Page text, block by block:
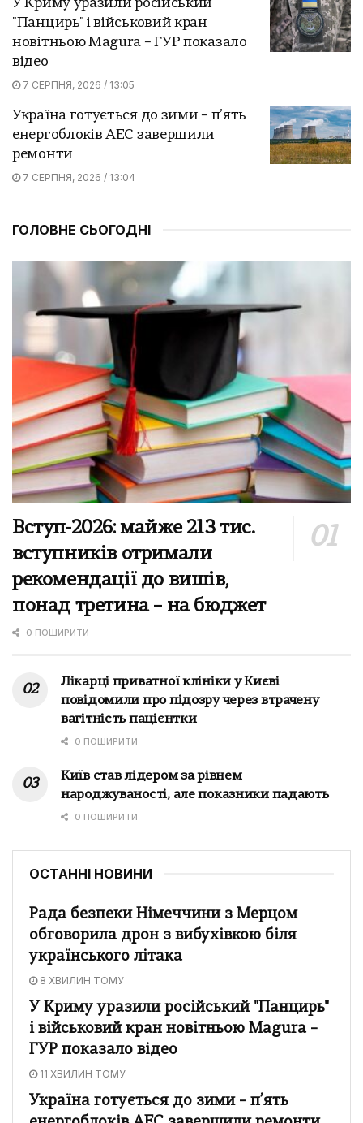
У Криму уразили російський
"Панцирь" і військовий кран
новітньою Magura – ГУР показало
відео
7 СЕРПНЯ, 2026 / 13:05
Україна готується до зими – п’ять
енергоблоків АЕС завершили
ремонти
7 СЕРПНЯ, 2026 / 13:04
ГОЛОВНЕ СЬОГОДНІ
Вступ-2026: майже 213 тис.
вступників отримали
рекомендації до вишів,
понад третина – на бюджет
0 ПОШИРИТИ
Лікарці приватної клініки у Києві
повідомили про підозру через втрачену
вагітність пацієнтки
0 ПОШИРИТИ
Київ став лідером за рівнем
народжуваності, але показники падають
0 ПОШИРИТИ
ОСТАННІ НОВИНИ
Рада безпеки Німеччини з Мерцом
обговорила дрон з вибухівкою біля
українського літака
8 ХВИЛИН ТОМУ
У Криму уразили російський "Панцирь"
і військовий кран новітньою Magura –
ГУР показало відео
11 ХВИЛИН ТОМУ
Україна готується до зими – п’ять